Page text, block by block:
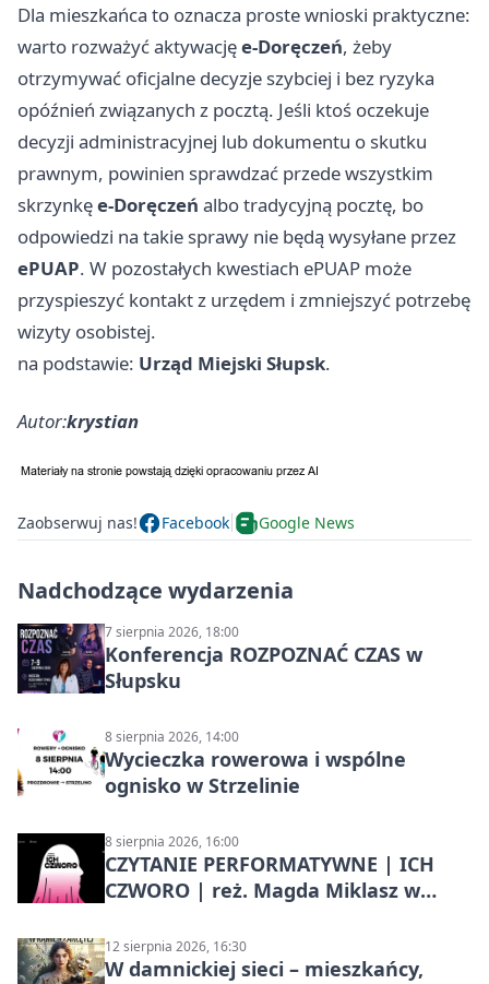
Dla mieszkańca to oznacza proste wnioski praktyczne:
warto rozważyć aktywacjęe-Doręczeń, żeby
otrzymywać oficjalne decyzje szybciej i bez ryzyka
opóźnień związanych z pocztą. Jeśli ktoś oczekuje
decyzji administracyjnej lub dokumentu o skutku
prawnym, powinien sprawdzać przede wszystkim
skrzynkęe-Doręczeń albo tradycyjną pocztę, bo
odpowiedzi na takie sprawy nie będą wysyłane przez
ePUAP. W pozostałych kwestiach ePUAP może
przyspieszyć kontakt z urzędem i zmniejszyć potrzebę
wizyty osobistej.
na podstawie: Urząd Miejski Słupsk.
Autor:krystian
Zaobserwuj nas! Facebook Google News
Nadchodzące wydarzenia
7 sierpnia 2026, 18:00
Konferencja ROZPOZNAĆ CZAS w
Słupsku
8 sierpnia 2026, 14:00
Wycieczka rowerowa i wspólne
ognisko w Strzelinie
8 sierpnia 2026, 16:00
CZYTANIE PERFORMATYWNE | ICH
CZWORO | reż. Magda Miklasz w
12 sierpnia 2026, 16:30
W damnickiej sieci – mieszkańcy,